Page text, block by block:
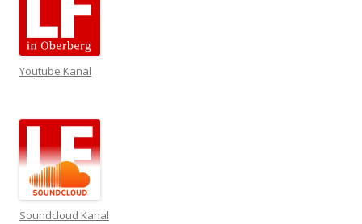
Youtube Kanal
Soundcloud Kanal